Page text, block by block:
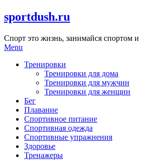
Skip
to
sportdush.ru
Спорт это жизнь, занимайся спортом и
Menu
Тренировки
Тренировки для дома
Тренировки для мужчин
Тренировки для женщин
Бег
Плавание
Спортивное питание
Спортивная одежда
Спортивные упражнения
Здоровье
Тренажеры